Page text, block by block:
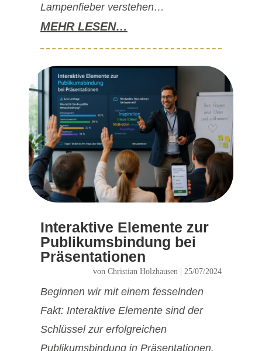
Lampenfieber verstehen…
MEHR LESEN…
Interaktive Elemente zur
Publikumsbindung bei
Präsentationen
von Christian Holzhausen 25/07/2024
Beginnen wir mit einem fesselnden
Fakt: Interaktive Elemente sind der
Schlüssel zur erfolgreichen
Publikumsbindung in Präsentationen.